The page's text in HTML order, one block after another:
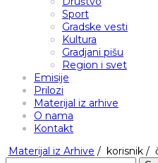
Sport
Gradske vesti
Kultura
Gradjani pišu
Region i svet
Emisije
Prilozi
Materijal iz arhive
O nama
Kontakt
Materijal iz Arhive / korisnik /